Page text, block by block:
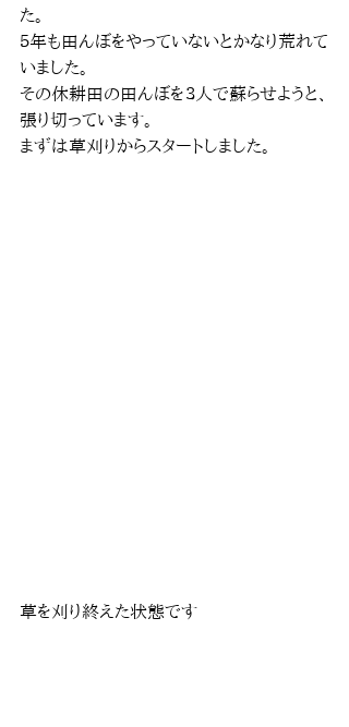
た。
５年も田んぼをやっていないとかなり荒れて
いました。
その休耕田の田んぼを３人で蘇らせようと、
張り切っています。
まずは草刈りからスタートしました。
草を刈り終えた状態です